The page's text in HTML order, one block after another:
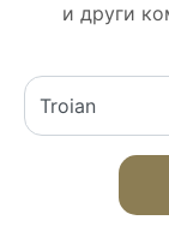
и други